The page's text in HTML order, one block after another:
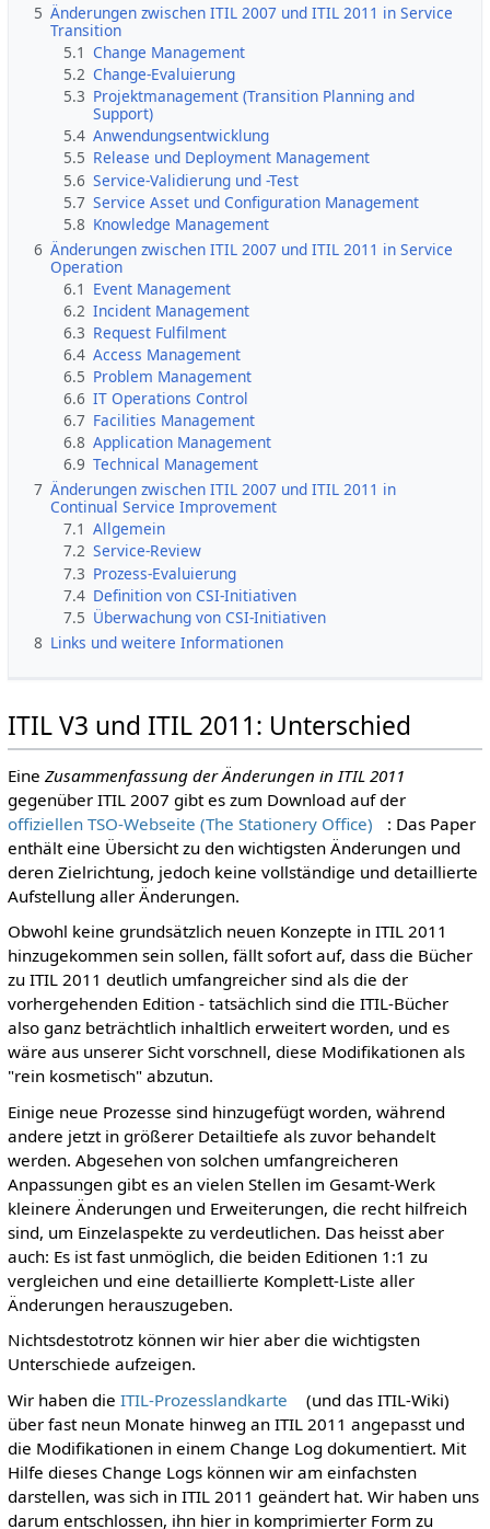
5 Änderungen zwischen ITIL 2007 und ITIL 2011 in Service
Transition
5.1 Change Management
5.2 Change-Evaluierung
5.3 Projektmanagement (Transition Planning and
Support)
5.4 Anwendungsentwicklung
5.5 Release und Deployment Management
5.6 Service-Validierung und -Test
5.7 Service Asset und Configuration Management
5.8 Knowledge Management
6 Änderungen zwischen ITIL 2007 und ITIL 2011 in Service
Operation
6.1 Event Management
6.2 Incident Management
6.3 Request Fulfilment
6.4 Access Management
6.5 Problem Management
6.6 IT Operations Control
6.7 Facilities Management
6.8 Application Management
6.9 Technical Management
7 Änderungen zwischen ITIL 2007 und ITIL 2011 in
Continual Service Improvement
7.1 Allgemein
7.2 Service-Review
7.3 Prozess-Evaluierung
7.4 Definition von CSI-Initiativen
7.5 Überwachung von CSI-Initiativen
8 Links und weitere Informationen
ITIL V3 und ITIL 2011: Unterschied
Eine Zusammenfassung der Änderungen in ITIL 2011
gegenüber ITIL 2007 gibt es zum Download auf der
offiziellen TSO-Webseite (The Stationery Office)
: Das Paper
enthält eine Übersicht zu den wichtigsten Änderungen und
deren Zielrichtung, jedoch keine vollständige und detaillierte
Aufstellung aller Änderungen.
Obwohl keine grundsätzlich neuen Konzepte in ITIL 2011
hinzugekommen sein sollen, fällt sofort auf, dass die Bücher
zu ITIL 2011 deutlich umfangreicher sind als die der
vorhergehenden Edition - tatsächlich sind die ITIL-Bücher
also ganz beträchtlich inhaltlich erweitert worden, und es
wäre aus unserer Sicht vorschnell, diese Modifikationen als
"rein kosmetisch" abzutun.
Einige neue Prozesse sind hinzugefügt worden, während
andere jetzt in größerer Detailtiefe als zuvor behandelt
werden. Abgesehen von solchen umfangreicheren
Anpassungen gibt es an vielen Stellen im Gesamt-Werk
kleinere Änderungen und Erweiterungen, die recht hilfreich
sind, um Einzelaspekte zu verdeutlichen. Das heisst aber
auch: Es ist fast unmöglich, die beiden Editionen 1:1 zu
vergleichen und eine detaillierte Komplett-Liste aller
Änderungen herauszugeben.
Nichtsdestotrotz können wir hier aber die wichtigsten
Unterschiede aufzeigen.
Wir haben die ITIL-Prozesslandkarte
(und das ITIL-Wiki)
über fast neun Monate hinweg an ITIL 2011 angepasst und
die Modifikationen in einem Change Log dokumentiert. Mit
Hilfe dieses Change Logs können wir am einfachsten
darstellen, was sich in ITIL 2011 geändert hat. Wir haben uns
darum entschlossen, ihn hier in komprimierter Form zu